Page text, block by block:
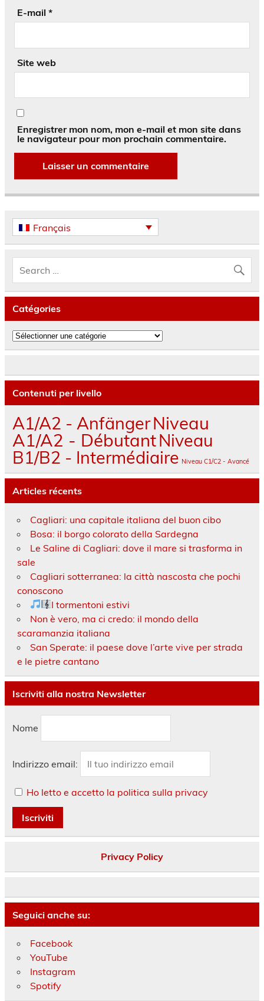
E-mail *
Site web
Enregistrer mon nom, mon e-mail et mon site dans
le navigateur pour mon prochain commentaire.
Français
Catégories
Catégories
Contenuti per livello
A1/A2 - AnfängerNiveau
A1/A2 - DébutantNiveau
B1/B2 - Intermédiaire Niveau C1/C2 - Avancé
Articles récents
Cagliari: una capitale italiana del buon cibo
Bosa: il borgo colorato della Sardegna
Le Saline di Cagliari: dove il mare si trasforma in
sale
Cagliari sotterranea: la città nascosta che pochi
conoscono
I tormentoni estivi
Non è vero, ma ci credo: il mondo della
scaramanzia italiana
San Sperate: il paese dove l’arte vive per strada
e le pietre cantano
Iscriviti alla nostra Newsletter
Nome
Indirizzo email:
Ho letto e accetto la politica sulla privacy
Privacy Policy
Seguici anche su:
Facebook
YouTube
Instagram
Spotify